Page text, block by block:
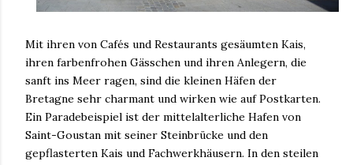
Mit ihren von Cafés und Restaurants gesäumten Kais,
ihren farbenfrohen Gässchen und ihren Anlegern, die
sanft ins Meer ragen, sind die kleinen Häfen der
Bretagne sehr charmant und wirken wie auf Postkarten.
Ein Paradebeispiel ist der mittelalterliche Hafen von
Saint-Goustan mit seiner Steinbrücke und den
gepflasterten Kais und Fachwerkhäusern. In den steilen